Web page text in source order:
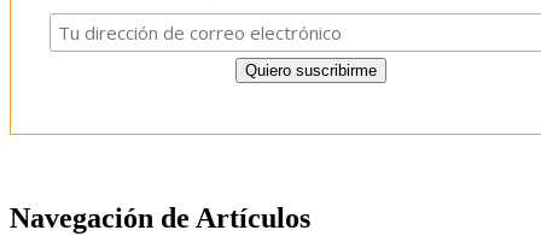
Navegación de Artículos